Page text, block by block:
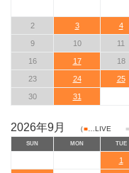
2 3 4
9 10 11
16 17 18
23 24 25
30 31
2026年9月 （■ …LIVE ■
SUN MON TUE
1